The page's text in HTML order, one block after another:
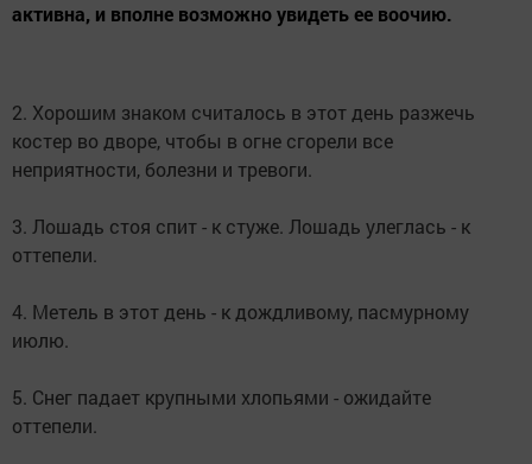
активна, и вполне возможно увидеть ее воочию.
2. Хорошим знаком считалось в этот день разжечь
костер во дворе, чтобы в огне сгорели все
неприятности, болезни и тревоги.
3. Лошадь стоя спит - к стуже. Лошадь улеглась - к
оттепели.
4. Метель в этот день - к дождливому, пасмурному
июлю.
5. Снег падает крупными хлопьями - ожидайте
оттепели.